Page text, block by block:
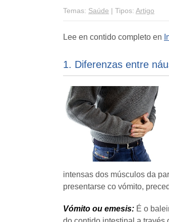
Temas: Saúde | Tipos: Artigo
Lee en contido completo en
1. Diferenzas entre
intensas dos músculos da
presentarse co vómito,
Vómito ou emesis: É o